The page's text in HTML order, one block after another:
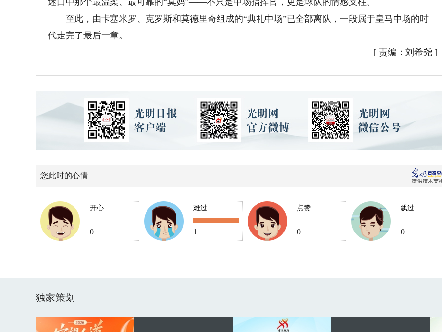
迷口中那个最温柔、最可靠的“莫妈”——不只是中场指挥官，更是球队的情感支柱。
至此，由卡塞米罗、克罗斯和莫德里奇组成的“典礼中场”已全部离队，一段属于皇马中场的时
代走完了最后一章。
[ 责编：刘希尧]
您此时的心情
开心
0
难过
1
点赞
0
飘过
0
独家策划